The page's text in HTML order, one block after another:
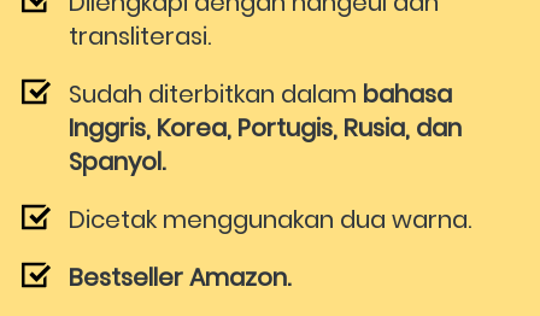
transliterasi.
Sudah diterbitkan dalam bahasa
Inggris, Korea, Portugis, Rusia, dan
Spanyol.
Dicetak menggunakan dua warna.
Bestseller Amazon.